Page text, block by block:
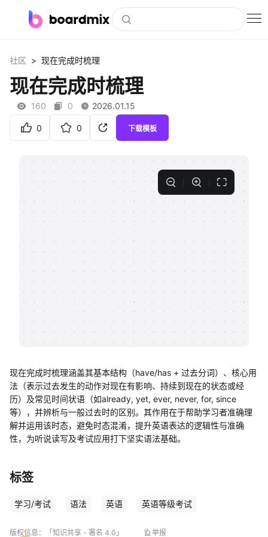
社区资源
下载
私有化部署
客户案例
帮助中心
知识分享社区
社区 > 现在完成时梳理
现在完成时梳理
160 0 2026.01.15
0 0 下载模板
现在完成时梳理涵盖其基本结构（have/has + 过去分词）、核心用
法（表示过去发生的动作对现在有影响、持续到现在的状态或经
历）及常见时间状语（如already, yet, ever, never, for, since
等），并辨析与一般过去时的区别。其作用在于帮助学习者准确理
解并运用该时态，避免时态混淆，提升英语表达的逻辑性与准确
性，为听说读写及考试应用打下坚实语法基础。
标签
学习/考试 语法 英语 英语等级考试
版权信息： 「知识共享 - 署名 4.0」 举报